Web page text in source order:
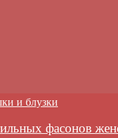
и блузки
фасонов